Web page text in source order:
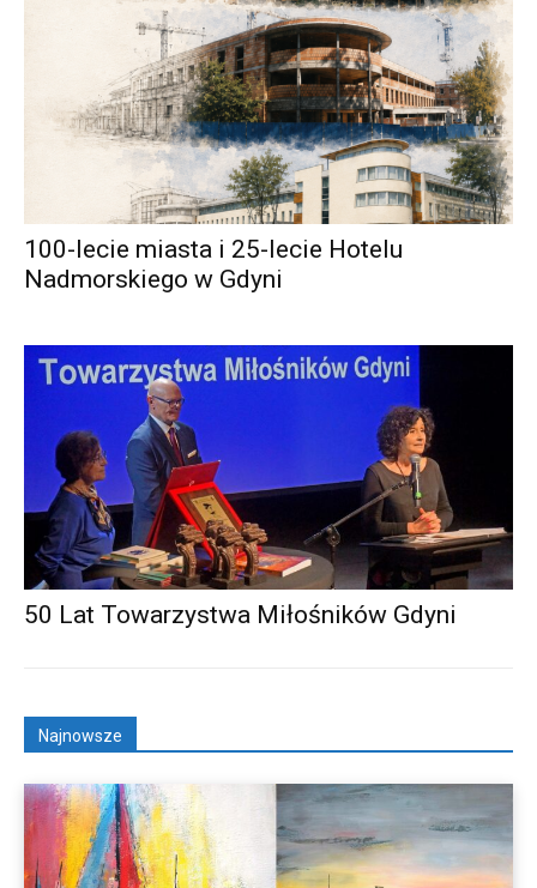
100-lecie miasta i 25-lecie Hotelu
Nadmorskiego w Gdyni
50 Lat Towarzystwa Miłośników Gdyni
Najnowsze